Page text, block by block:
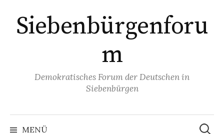
zum
Inhalt
Siebenbürgenforu
m
Demokratisches Forum der Deutschen in
Siebenbürgen
MENÜ
Suchen
nach: